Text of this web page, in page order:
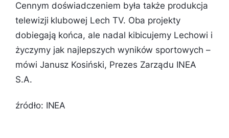
Cennym doświadczeniem była także produkcja
telewizji klubowej Lech TV. Oba projekty
dobiegają końca, ale nadal kibicujemy Lechowi i
życzymy jak najlepszych wyników sportowych –
mówi Janusz Kosiński, Prezes Zarządu INEA
S.A.
źródło: INEA